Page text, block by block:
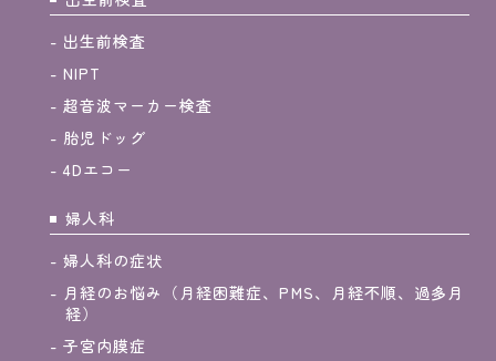
出生前検査
NIPT
超音波マーカー検査
胎児ドッグ
4Dエコー
婦人科
婦人科の症状
月経のお悩み（月経困難症、PMS、月経不順、過多月
経）
子宮内膜症